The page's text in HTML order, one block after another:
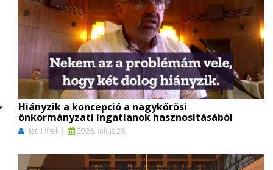
Hiányzik a koncepció a nagykőrösi
önkormányzati ingatlanok hasznosításából
Heti Hírek 2026. július 26.